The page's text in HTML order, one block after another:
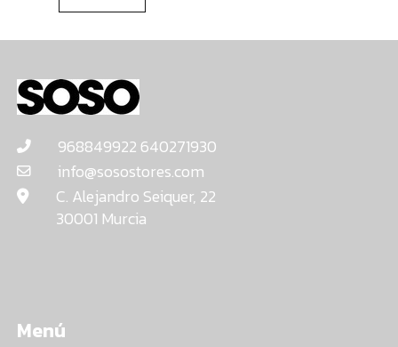
968849922 640271930
info@sosostores.com
C. Alejandro Seiquer, 22
30001 Murcia
Menú